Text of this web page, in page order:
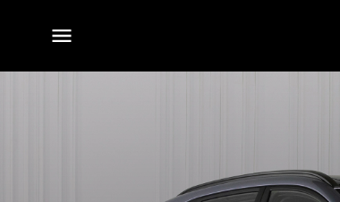
전체